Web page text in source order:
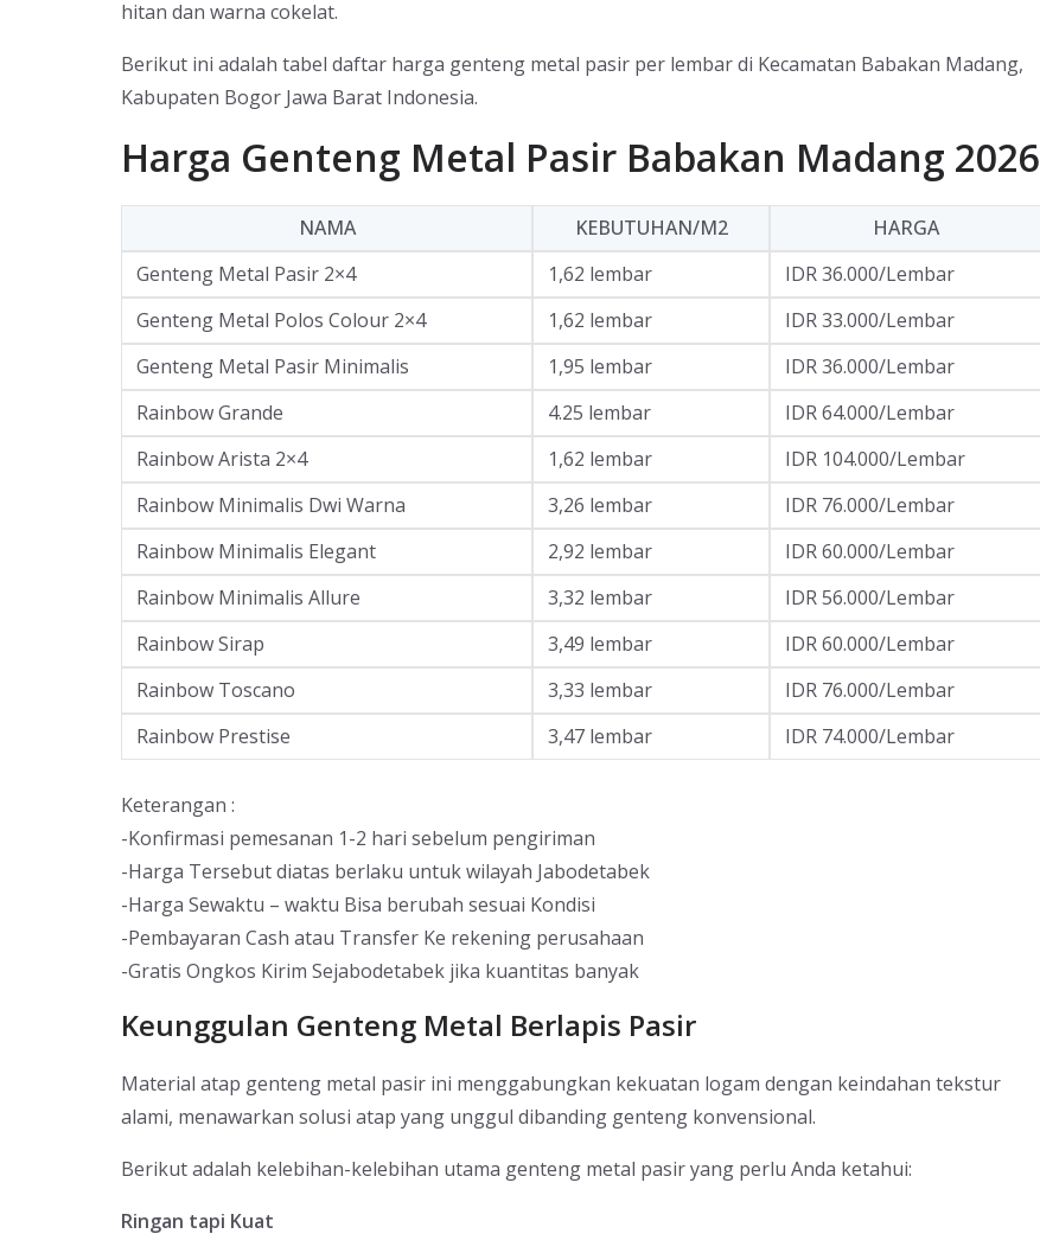
hitan dan warna cokelat.
Berikut ini adalah tabel daftar harga genteng metal pasir per lembar di Kecamatan Babakan Madang,
Kabupaten Bogor Jawa Barat Indonesia.
Harga Genteng Metal Pasir Babakan Madang 2026
NAMA KEBUTUHAN/M2
HARGA
Genteng Metal Pasir 2×4
1,62 lembar
IDR 36.000/Lembar
Genteng Metal Polos Colour 2×4
1,62 lembar
IDR 33.000/Lembar
Genteng Metal Pasir Minimalis
1,95 lembar
IDR 36.000/Lembar
Rainbow Grande
4.25 lembar
IDR 64.000/Lembar
Rainbow Arista 2×4
1,62 lembar
IDR 104.000/Lembar
Rainbow Minimalis Dwi Warna
3,26 lembar
IDR 76.000/Lembar
Rainbow Minimalis Elegant
2,92 lembar
IDR 60.000/Lembar
Rainbow Minimalis Allure
3,32 lembar
IDR 56.000/Lembar
Rainbow Sirap
3,49 lembar
IDR 60.000/Lembar
Rainbow Toscano
3,33 lembar
IDR 76.000/Lembar
Rainbow Prestise
3,47 lembar IDR 74.000/Lembar
Keterangan :
-Konfirmasi pemesanan 1-2 hari sebelum pengiriman
-Harga Tersebut diatas berlaku untuk wilayah Jabodetabek
-Harga Sewaktu – waktu Bisa berubah sesuai Kondisi
-Pembayaran Cash atau Transfer Ke rekening perusahaan
-Gratis Ongkos Kirim Sejabodetabek jika kuantitas banyak
Keunggulan Genteng Metal Berlapis Pasir
Material atap genteng metal pasir ini menggabungkan kekuatan logam dengan keindahan tekstur
alami, menawarkan solusi atap yang unggul dibanding genteng konvensional.
Berikut adalah kelebihan-kelebihan utama genteng metal pasir yang perlu Anda ketahui:
Ringan tapi Kuat